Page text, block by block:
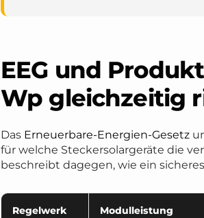
EEG und
Wp gleichzeitig
Das Erneuerbare-Energien-Gesetz
für welche Steckersolargeräte die
beschreibt dagegen, wie ein
Regelwerk Modulleistung